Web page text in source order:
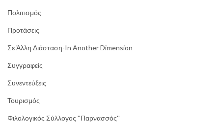
Πολιτισμός
Προτάσεις
Σε Άλλη Διάσταση-In Another Dimension
Συγγραφείς
Συνεντεύξεις
Τουρισμός
Φιλολογικός Σύλλογος ''Παρνασσός''